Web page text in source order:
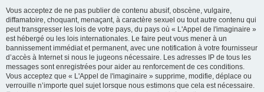
Vous acceptez de ne pas publier de contenu abusif, obscène, vulgaire,
diffamatoire, choquant, menaçant, à caractère sexuel ou tout autre contenu qui
peut transgresser les lois de votre pays, du pays où « L'Appel de l'imaginaire »
est hébergé ou les lois internationales. Le faire peut vous mener à un
bannissement immédiat et permanent, avec une notification à votre fournisseur
d’accès à Internet si nous le jugeons nécessaire. Les adresses IP de tous les
messages sont enregistrées pour aider au renforcement de ces conditions.
Vous acceptez que « L'Appel de l'imaginaire » supprime, modifie, déplace ou
verrouille n’importe quel sujet lorsque nous estimons que cela est nécessaire.